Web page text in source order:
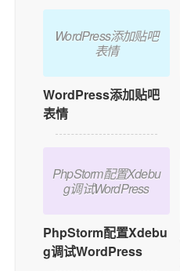
WordPress添加贴吧
表情
WordPress添加贴吧
表情
PhpStorm配置Xdebu
g调试WordPress
PhpStorm配置Xdebu
g调试WordPress